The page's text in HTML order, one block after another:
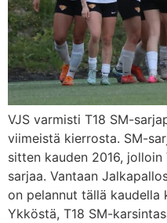
VJS varmisti T18 SM-
viimeistä kierrosta. SM-
sitten kauden 2016,
sarjaa. Vantaan
on pelannut tällä kaudella
Ykköstä, T18 SM-